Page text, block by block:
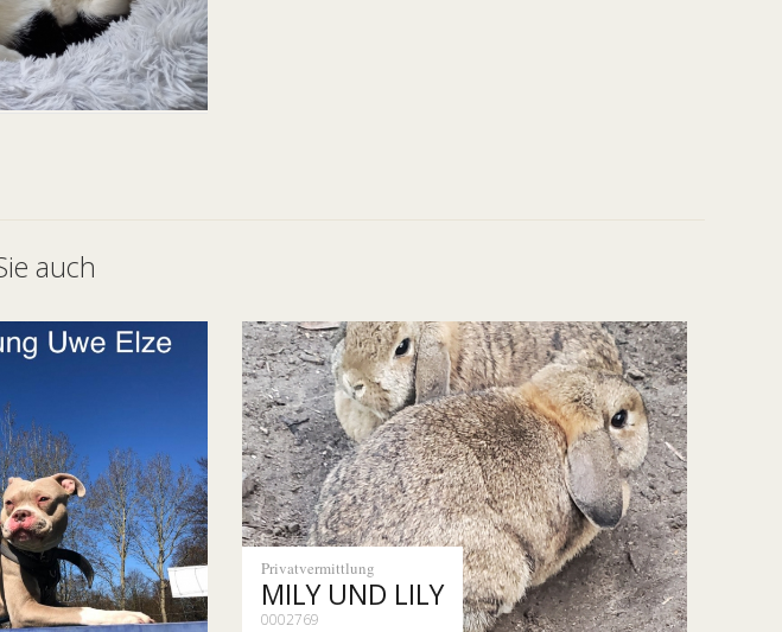
auch
Privatvermittlung
MILY UND LILY
0002769